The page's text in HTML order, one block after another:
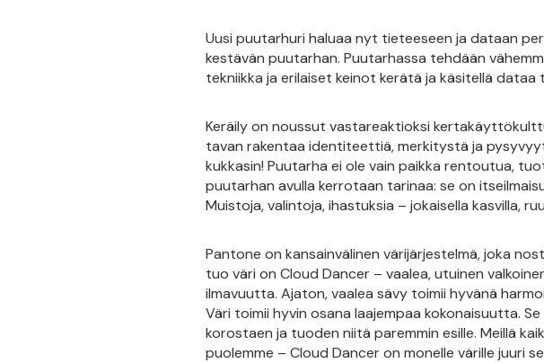
Uusi puutarhuri haluaa nyt tieteeseen ja dataan
kestävän puutarhan. Puutarhassa tehdään
tekniikka ja erilaiset keinot kerätä ja käsitellä
Keräily on noussut vastareaktioksi
tavan rakentaa identiteettiä, merkitystä ja
kukkasin! Puutarha ei ole vain paikka rentoutua,
puutarhan avulla kerrotaan tarinaa: se on
Muistoja, valintoja, ihastuksia – jokaisella kasvilla,
Pantone on kansainvälinen värijärjestelmä, joka
tuo väri on Cloud Dancer – vaalea, utuinen
ilmavuutta. Ajaton, vaalea sävy toimii hyvänä
Väri toimii hyvin osana laajempaa kokonaisuutta.
korostaen ja tuoden niitä paremmin esille. Meillä
puolemme – Cloud Dancer on monelle värille juuri